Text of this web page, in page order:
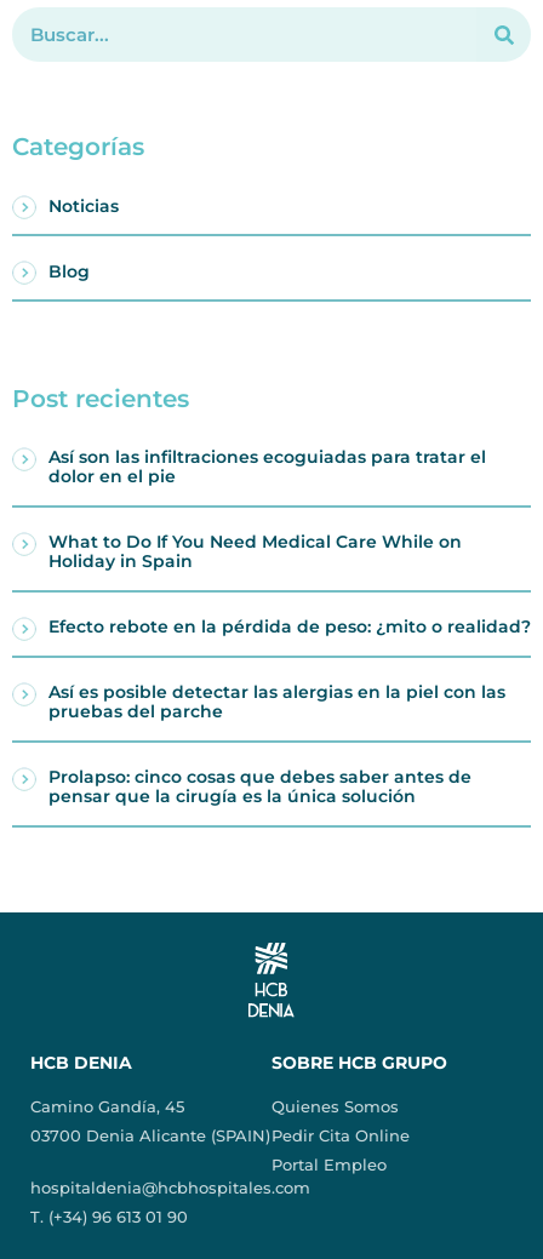
Categorías
Noticias
Blog
Post recientes
Así son las infiltraciones ecoguiadas para tratar el
dolor en el pie
What to Do If You Need Medical Care While on
Holiday in Spain
Efecto rebote en la pérdida de peso: ¿mito o realidad?
Así es posible detectar las alergias en la piel con las
pruebas del parche
Prolapso: cinco cosas que debes saber antes de
pensar que la cirugía es la única solución
HCB DENIA
Camino Gandía, 45
03700 Denia Alicante (SPAIN)
hospitaldenia@hcbhospitales.com
T. (+34) 96 613 01 90
SOBRE HCB GRUPO
Quienes Somos
Pedir Cita Online
Portal Empleo